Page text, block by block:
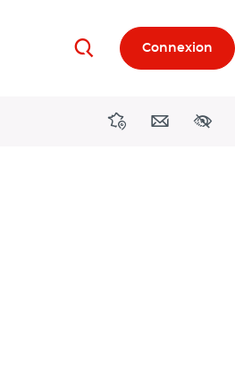
RechercherConnexion
DirectionsContact